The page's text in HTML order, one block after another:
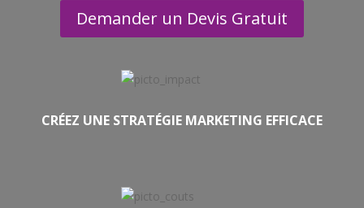
Demander un Devis Gratuit
CRÉEZ UNE STRATÉGIE MARKETING EFFICACE